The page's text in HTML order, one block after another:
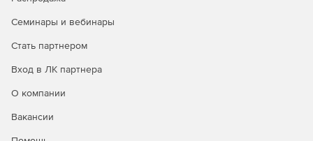
Семинары и вебинары
Стать партнером
Вход в ЛК партнера
О компании
Вакансии